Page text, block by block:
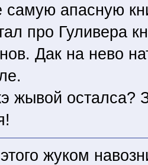
апасную
про Гуливера
Дак на нево
жывой осталса?
жуком